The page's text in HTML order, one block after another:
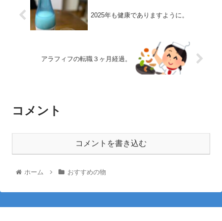
2025年も健康でありますように。
アラフィフの転職３ヶ月経過。
コメント
コメントを書き込む
ホーム おすすめの物